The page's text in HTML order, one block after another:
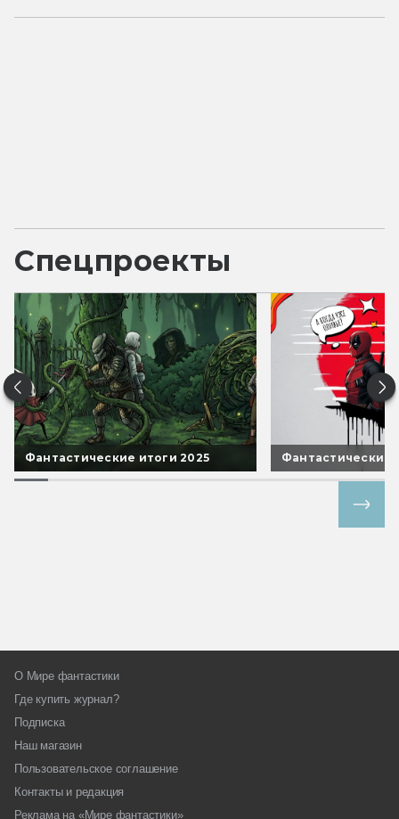
Спецпроекты
Фантастические итоги 2025 Фантастические
О Мире фантастики
Где купить журнал?
Подписка
Наш магазин
Пользовательское соглашение
Контакты и редакция
Реклама на «Мире фантастики»